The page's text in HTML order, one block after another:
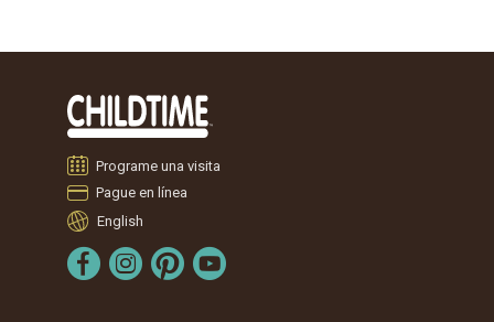
Programe una visita
Pague en línea
English